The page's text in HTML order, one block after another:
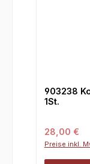
903238
1St.
Regulärer
28,00 €
Preise inkl.